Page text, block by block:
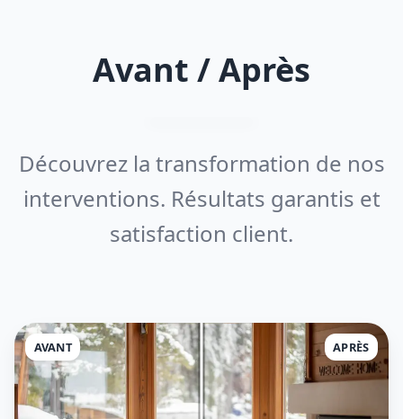
Avant / Après
Découvrez la transformation de nos
interventions. Résultats garantis et
satisfaction client.
AVANT APRÈS